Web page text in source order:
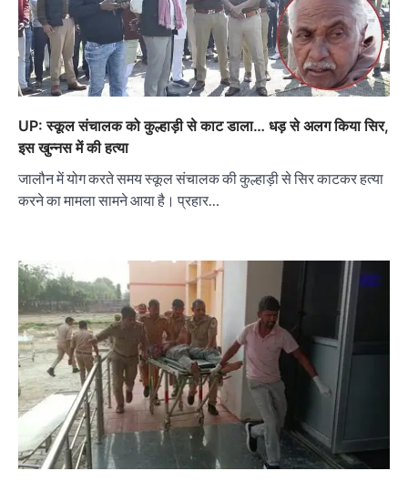
UP: स्कूल संचालक को कुल्हाड़ी से काट डाला… धड़ से अलग किया सिर,
इस खुन्नस में की हत्या
जालौन में योग करते समय स्कूल संचालक की कुल्हाड़ी से सिर काटकर हत्या
करने का मामला सामने आया है। प्रहार…